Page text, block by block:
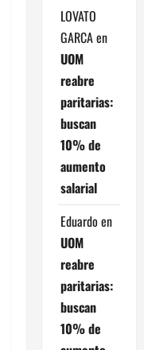
LOVATO
GARCAen
UOM
reabre
paritarias:
buscan
10% de
aumento
salarial
Eduardo en
UOM
reabre
paritarias:
buscan
10% de